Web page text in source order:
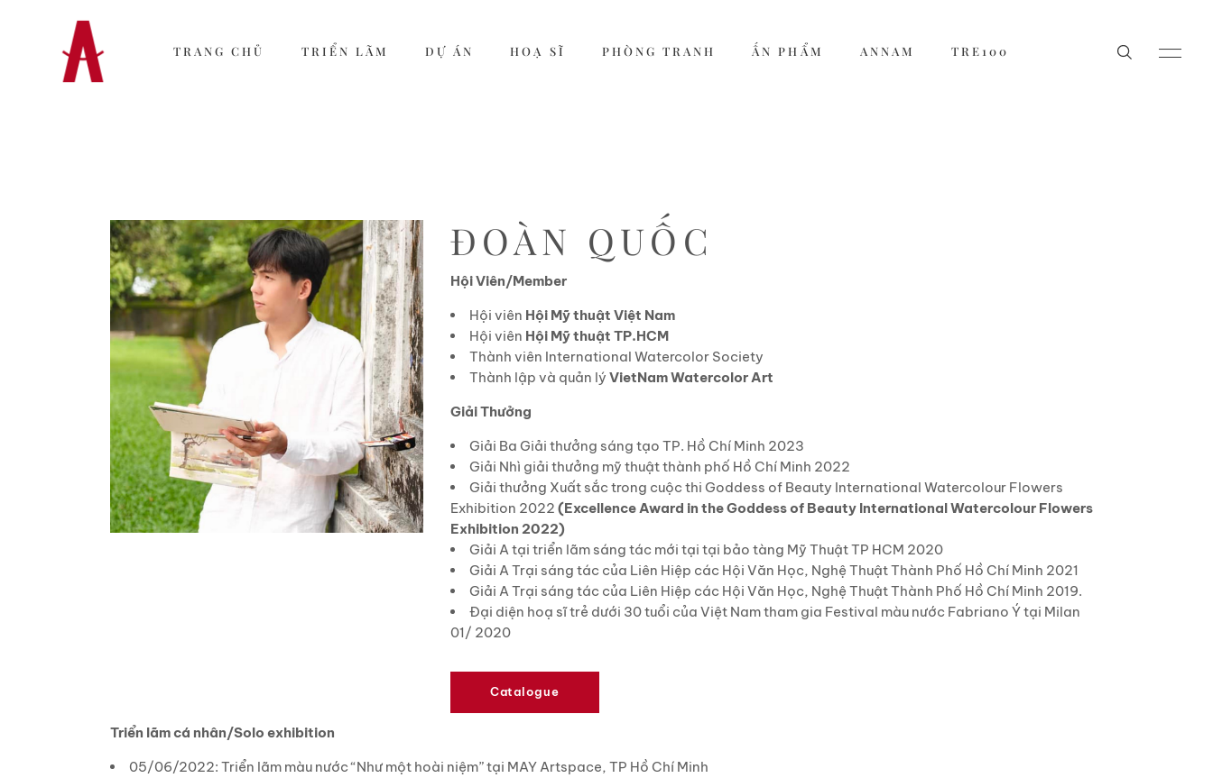
TRANG CHỦ TRIỂN LÃM DỰ ÁN HOẠ SĨ PHÒNG TRANH ẤN PHẨM ANNAM TRE100
ĐOÀN QUỐC
Hội Viên/Member
Hội viên Hội Mỹ thuật Việt Nam
Hội viên Hội Mỹ thuật TP.HCM
Thành viên International Watercolor Society
Thành lập và quản lý VietNam Watercolor Art
Giải Thưởng
Giải Ba Giải thưởng sáng tạo TP. Hồ Chí Minh 2023
Giải Nhì giải thưởng mỹ thuật thành phố Hồ Chí Minh 2022
Giải thưởng Xuất sắc trong cuộc thi Goddess of Beauty International Watercolour Flowers
Exhibition 2022 (Excellence Award in the Goddess of Beauty International Watercolour Flowers
Exhibition 2022)
Giải A tại triển lãm sáng tác mới tại tại bảo tàng Mỹ Thuật TP HCM 2020
Giải A Trại sáng tác của Liên Hiệp các Hội Văn Học, Nghệ Thuật Thành Phố Hồ Chí Minh 2021
Giải A Trại sáng tác của Liên Hiệp các Hội Văn Học, Nghệ Thuật Thành Phố Hồ Chí Minh 2019.
Đại diện hoạ sĩ trẻ dưới 30 tuổi của Việt Nam tham gia Festival màu nước Fabriano Ý tại Milan
01/ 2020
Catalogue
Triển lãm cá nhân/Solo exhibition
05/06/2022: Triển lãm màu nước “Như một hoài niệm” tại MAY Artspace, TP Hồ Chí Minh